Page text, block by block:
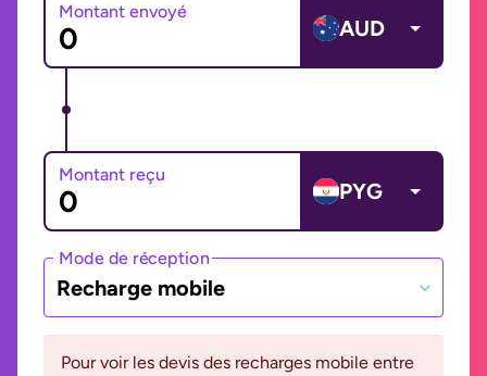
Montant envoyé
AUD
Montant reçu
PYG
Mode de réception
Recharge mobile
Pour voir les devis des recharges mobile entre